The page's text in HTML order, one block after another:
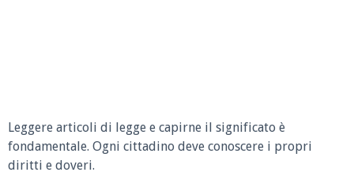
Leggere articoli di legge e capirne il significato è
fondamentale. Ogni cittadino deve conoscere i propri
diritti e doveri.